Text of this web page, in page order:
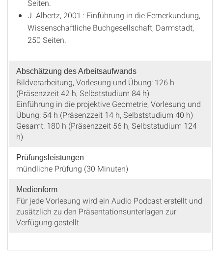
Seiten.
J. Albertz, 2001 : Einführung in die Fernerkundung,
Wissenschaftliche Buchgesellschaft, Darmstadt,
250 Seiten.
Abschätzung des Arbeitsaufwands
Bildverarbeitung, Vorlesung und Übung: 126 h
(Präsenzzeit 42 h, Selbststudium 84 h)
Einführung in die projektive Geometrie, Vorlesung und
Übung: 54 h (Präsenzzeit 14 h, Selbststudium 40 h)
Gesamt: 180 h (Präsenzzeit 56 h, Selbststudium 124
h)
Prüfungsleistungen
mündliche Prüfung (30 Minuten)
Medienform
Für jede Vorlesung wird ein Audio Podcast erstellt und
zusätzlich zu den Präsentationsunterlagen zur
Verfügung gestellt